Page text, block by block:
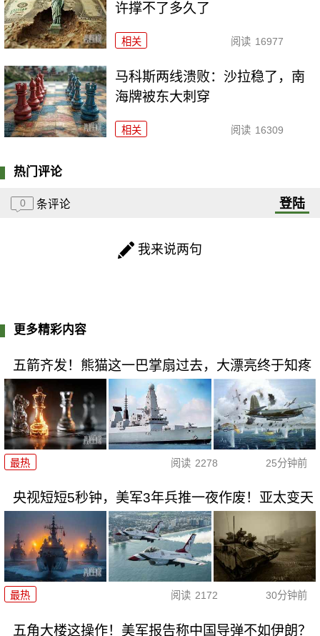
许撑不了多久了
相关 阅读 16977
马科斯两线溃败：沙拉稳了，南
海牌被东大刺穿
相关 阅读 16309
热门评论
0 条评论 登陆
我来说两句
更多精彩内容
五箭齐发！熊猫这一巴掌扇过去，大漂亮终于知疼
最热 阅读 2278 25分钟前
央视短短5秒钟，美军3年兵推一夜作废！亚太变天
最热 阅读 2172 30分钟前
五角大楼这操作！美军报告称中国导弹不如伊朗？